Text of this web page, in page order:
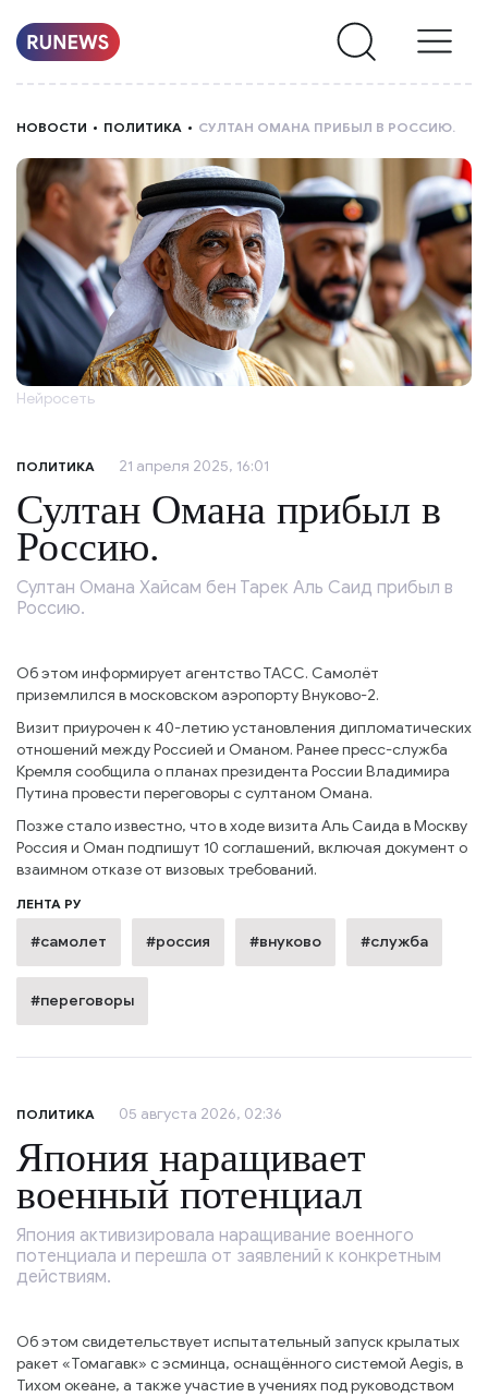
РУБРИКИ
О
НАС
НОВОСТИ ПОЛИТИКА СУЛТАН ОМАНА ПРИБЫЛ В РОССИЮ.
Нейросеть
ПОЛИТИКА 21 апреля 2025, 16:01
Султан Омана прибыл в
Россию.
Султан Омана Хайсам бен Тарек Аль Саид прибыл в
Россию.
Об этом информирует агентство ТАСС. Самолёт
приземлился в московском аэропорту Внуково-2.
Визит приурочен к 40-летию установления дипломатических
отношений между Россией и Оманом. Ранее пресс-служба
Кремля сообщила о планах президента России Владимира
Путина провести переговоры с султаном Омана.
Позже стало известно, что в ходе визита Аль Саида в Москву
Россия и Оман подпишут 10 соглашений, включая документ о
взаимном отказе от визовых требований.
ЛЕНТА РУ
#самолет #россия #внуково #служба
#переговоры
ПОЛИТИКА 05 августа 2026, 02:36
Япония наращивает
военный потенциал
Япония активизировала наращивание военного
потенциала и перешла от заявлений к конкретным
действиям.
Об этом свидетельствует испытательный запуск крылатых
ракет «Томагавк» с эсминца, оснащённого системой Aegis, в
Тихом океане, а также участие в учениях под руководством